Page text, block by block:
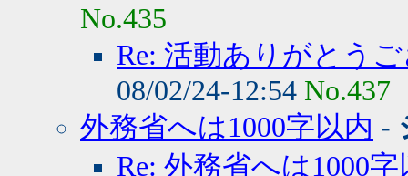
No.435
Re: 活動ありがとう
08/02/24-12:54 No.437
外務省へは1000字以内 -
Re: 外務省へは1000字